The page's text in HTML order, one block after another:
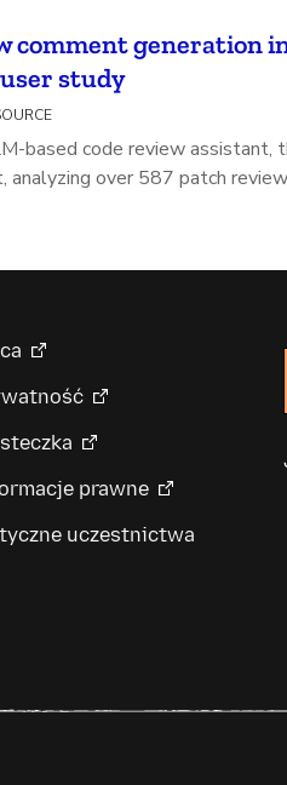
comment generation
study
based code review assistant,
over 587 patch
prawne
uczestnictwa